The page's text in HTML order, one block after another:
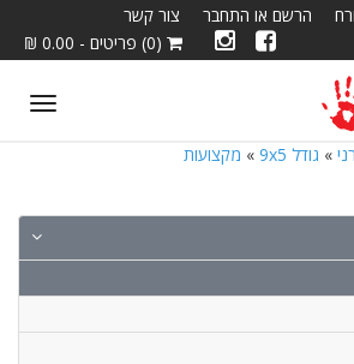
הרשם או התחבר
צור קשר
(0) פריטים - 0.00 ₪
» גודל 9x5 » מקצועות